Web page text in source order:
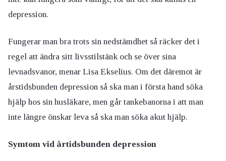
depression.
Fungerar man bra trots sin nedstämdhet så räcker det i
regel att ändra sitt livsstilstänk och se över sina
levnadsvanor, menar Lisa Ekselius. Om det däremot är
årstidsbunden depression så ska man i första hand söka
hjälp hos sin husläkare, men går tankebanorna i att man
inte längre önskar leva så ska man söka akut hjälp.
Symtom vid årtidsbunden depression